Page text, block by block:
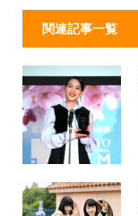
関連記事一覧